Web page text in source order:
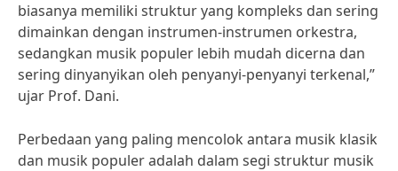
biasanya memiliki struktur yang kompleks dan sering
dimainkan dengan instrumen-instrumen orkestra,
sedangkan musik populer lebih mudah dicerna dan
sering dinyanyikan oleh penyanyi-penyanyi terkenal,”
ujar Prof. Dani.
Perbedaan yang paling mencolok antara musik klasik
dan musik populer adalah dalam segi struktur musik